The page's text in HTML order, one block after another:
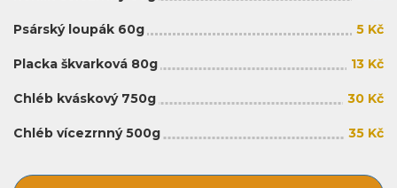
Psárský loupák 60g 5 Kč
Placka škvarková 80g 13 Kč
Chléb kváskový 750g 30 Kč
Chléb vícezrnný 500g 35 Kč